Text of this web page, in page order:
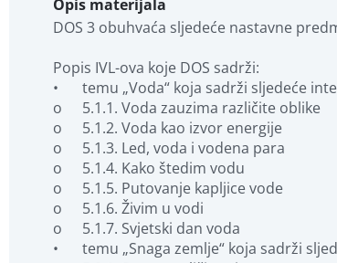
Opis materijala
DOS 3 obuhvaća sljedeće nastavne
Popis IVL-ova koje DOS sadrži:
•	temu „Voda“ koja sadrži sljedeće interaktivne videolekcije:
o	5.1.1. Voda zauzima različite oblike
o	5.1.2. Voda kao izvor energije
o	5.1.3. Led, voda i vodena para
o	5.1.4. Kako štedim vodu
o	5.1.5. Putovanje kapljice vode
o	5.1.6. Živim u vodi
o	5.1.7. Svjetski dan voda
•	temu „Snaga zemlje“ koja sadrži sljedeće interaktivne videolekcije: